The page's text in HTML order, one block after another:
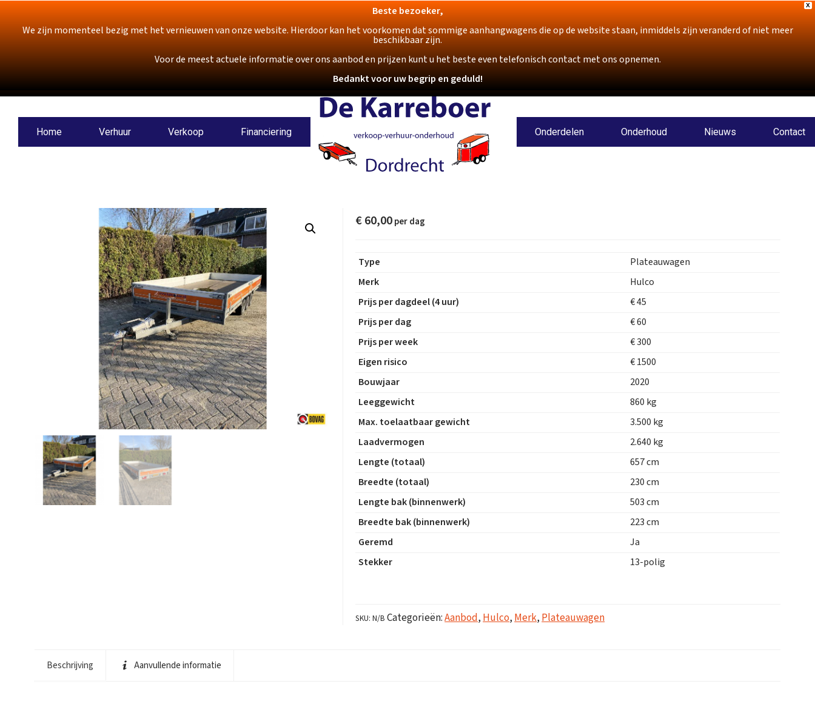
X
Beste bezoeker,
We zijn momenteel bezig met het vernieuwen van onze website. Hierdoor kan het voorkomen dat sommige aanhangwagens die op de website staan, inmiddels zijn veranderd of niet meer
beschikbaar zijn.
Voor de meest actuele informatie over ons aanbod en prijzen kunt u het beste even telefonisch contact met ons opnemen.
Bedankt voor uw begrip en geduld!
Home Verhuur Verkoop Financiering Onderdelen Onderhoud Nieuws Contact
€60,00
Type
Plateauwagen
Merk
Hulco
Prijs per dagdeel (4 uur)
€ 45
Prijs per dag
€ 60
Prijs per week
€ 300
Eigen risico
€ 1500
Bouwjaar
2020
Leeggewicht
860 kg
Max. toelaatbaar gewicht
3.500 kg
Laadvermogen
2.640 kg
Lengte (totaal)
657 cm
Breedte (totaal)
230 cm
Lengte bak (binnenwerk)
503 cm
Breedte bak (binnenwerk)
223 cm
Geremd
Ja
Stekker
13-polig
SKU:N/B Categorieën:Aanbod, Hulco, Merk, Plateauwagen
Beschrijving Aanvullende informatie